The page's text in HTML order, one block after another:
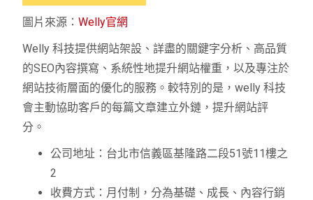
圖片來源：Welly官網
Welly 科技提供網站架設、詳盡的關鍵字分析、高品質
的SEO內容撰寫、系統性地提升網站權重，以及專注於
網站技術層面的優化的服務。較特別的是，welly 科技
會主動協助客戶的每篇文章建立外鏈，提升網站評
分。
公司地址：台北市信義區基隆路二段51號11樓之
2
收費方式：月付制，分為基礎、成長、內容行銷